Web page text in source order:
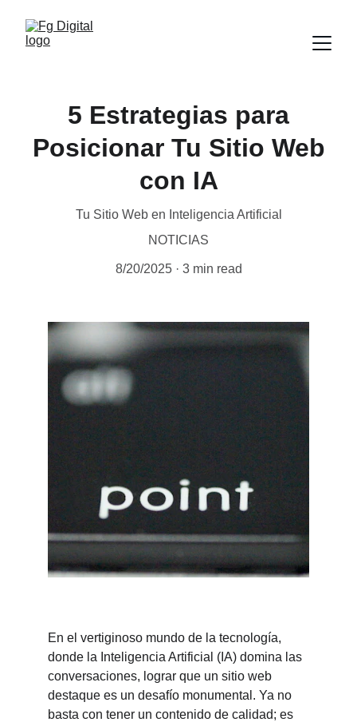
5 Estrategias para
Posicionar Tu Sitio Web
con IA
Tu Sitio Web en Inteligencia Artificial
NOTICIAS
8/20/2025 3 min read
En el vertiginoso mundo de la tecnología,
donde la Inteligencia Artificial (IA) domina las
conversaciones, lograr que un sitio web
destaque es un desafío monumental. Ya no
basta con tener un contenido de calidad; es